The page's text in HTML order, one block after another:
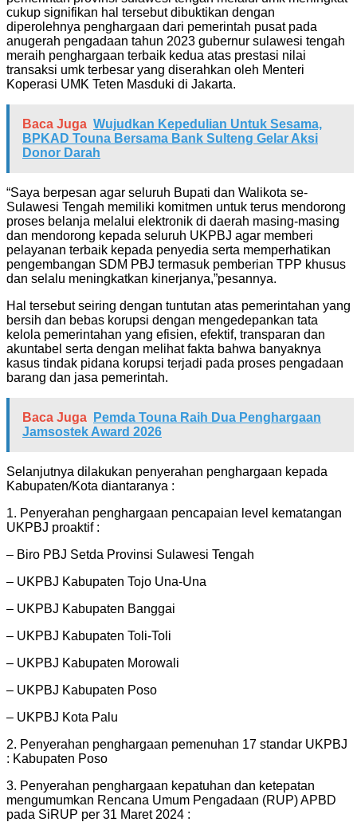
cukup signifikan hal tersebut dibuktikan dengan
diperolehnya penghargaan dari pemerintah pusat pada
anugerah pengadaan tahun 2023 gubernur sulawesi tengah
meraih penghargaan terbaik kedua atas prestasi nilai
transaksi umk terbesar yang diserahkan oleh Menteri
Koperasi UMK Teten Masduki di Jakarta.
Baca Juga Wujudkan Kepedulian Untuk Sesama,
BPKAD Touna Bersama Bank Sulteng Gelar Aksi
Donor Darah
“Saya berpesan agar seluruh Bupati dan Walikota se-
Sulawesi Tengah memiliki komitmen untuk terus mendorong
proses belanja melalui elektronik di daerah masing-masing
dan mendorong kepada seluruh UKPBJ agar memberi
pelayanan terbaik kepada penyedia serta memperhatikan
pengembangan SDM PBJ termasuk pemberian TPP khusus
dan selalu meningkatkan kinerjanya,”pesannya.
Hal tersebut seiring dengan tuntutan atas pemerintahan yang
bersih dan bebas korupsi dengan mengedepankan tata
kelola pemerintahan yang efisien, efektif, transparan dan
akuntabel serta dengan melihat fakta bahwa banyaknya
kasus tindak pidana korupsi terjadi pada proses pengadaan
barang dan jasa pemerintah.
Baca Juga
Pemda Touna Raih Dua Penghargaan
Jamsostek Award 2026
Selanjutnya dilakukan penyerahan penghargaan kepada
Kabupaten/Kota diantaranya :
1. Penyerahan penghargaan pencapaian level kematangan
UKPBJ proaktif :
– Biro PBJ Setda Provinsi Sulawesi Tengah
– UKPBJ Kabupaten Tojo Una-Una
– UKPBJ Kabupaten Banggai
– UKPBJ Kabupaten Toli-Toli
– UKPBJ Kabupaten Morowali
– UKPBJ Kabupaten Poso
– UKPBJ Kota Palu
2. Penyerahan penghargaan pemenuhan 17 standar UKPBJ
: Kabupaten Poso
3. Penyerahan penghargaan kepatuhan dan ketepatan
mengumumkan Rencana Umum Pengadaan (RUP) APBD
pada SiRUP per 31 Maret 2024 :